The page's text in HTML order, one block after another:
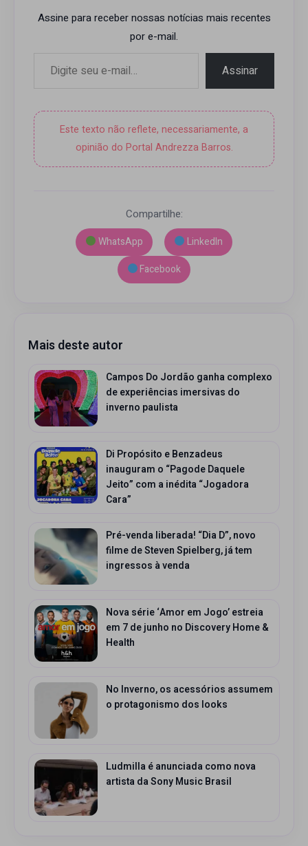
Assine para receber nossas notícias mais recentes
por e-mail.
Assinar
Este texto não reflete, necessariamente, a
opinião do Portal Andrezza Barros.
Compartilhe:
WhatsApp
LinkedIn
Facebook
Mais deste autor
Campos Do Jordão ganha complexo
de experiências imersivas do
inverno paulista
Di Propósito e Benzadeus
inauguram o “Pagode Daquele
Jeito” com a inédita “Jogadora
Cara”
Pré-venda liberada! “Dia D”, novo
filme de Steven Spielberg, já tem
ingressos à venda
Nova série ‘Amor em Jogo’ estreia
em 7 de junho no Discovery Home &
Health
No Inverno, os acessórios assumem
o protagonismo dos looks
Ludmilla é anunciada como nova
artista da Sony Music Brasil